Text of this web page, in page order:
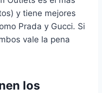
y tiene mejores
Prada y Gucci. Si
vale la pena
los